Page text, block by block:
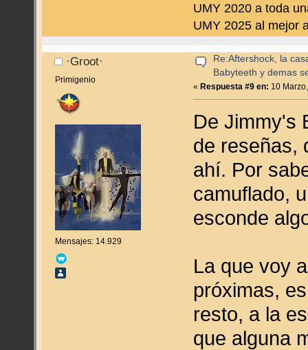
UMY 2020 a toda
UMY 2025 al mejor
·Groot·
Primigenio
Mensajes: 14.929
Re:Aftershock, la
Babyteeth y demas
« Respuesta #9 en: 10
De Jimmy's
de reseñas,
ahí. Por
camuflado,
esconde
La que voy
próximas,
resto, a la
que alguna